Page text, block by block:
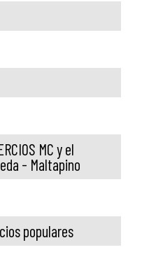
MC y el
- Maltapino
populares